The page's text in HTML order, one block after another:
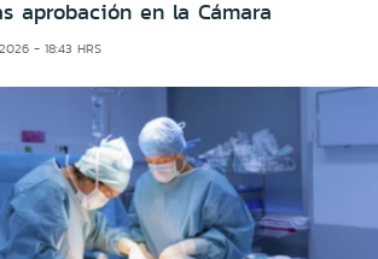
aprobación en la Cámara
- 18:43 HRS